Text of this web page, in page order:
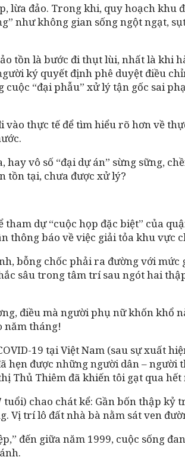
đảo. Trong khi, quy hoạch khu
như không gian sống ngột ngạt,
tồn là bước đi thụt lùi, nhất là khi
ký quyết định phê duyệt điều
“đại phẫu” xử lý tận gốc sai
thực tế để tìm hiểu rõ hơn về
vô số “đại dự án” sừng sững,
tồn tại, chưa được xử lý?
dự “cuộc họp đặc biệt” của
thông báo về việc giải tỏa khu vực
bỗng chốc phải ra đường với mức
sâu trong tâm trí sau ngót hai
điều mà người phụ nữ khốn khổ
năm tháng!
19 tại Việt Nam (sau sự xuất
được những người dân –
Thủ Thiêm đã khiến tôi gạt qua
chao chát kể: Gần bốn thập kỷ
Vị trí lô đất nhà bà nằm sát ven
đến giữa năm 1999, cuộc sống